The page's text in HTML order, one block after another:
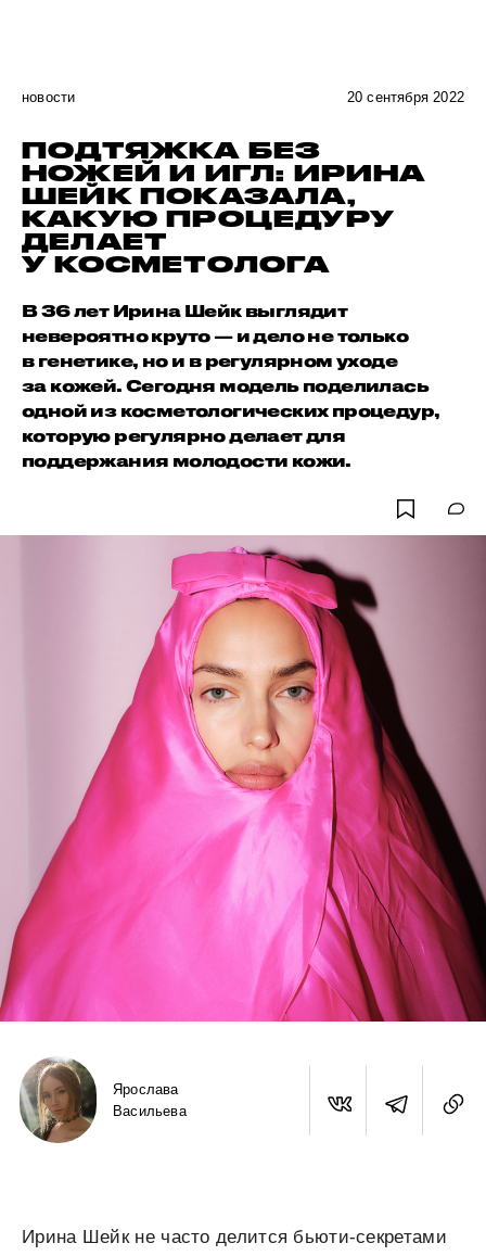
новости 20 сентября 2022
ПОДТЯЖКА БЕЗ
НОЖЕЙ И ИГЛ: ИРИНА
ШЕЙК ПОКАЗАЛА,
КАКУЮ ПРОЦЕДУРУ
ДЕЛАЕТ
У КОСМЕТОЛОГА
В 36 лет Ирина Шейк выглядит
невероятно круто — и дело не только
в генетике, но и в регулярном уходе
за кожей. Сегодня модель поделилась
одной из косметологических процедур,
которую регулярно делает для
поддержания молодости кожи.
Ярослава
Васильева
Ирина Шейк не часто делится бьюти-секретами